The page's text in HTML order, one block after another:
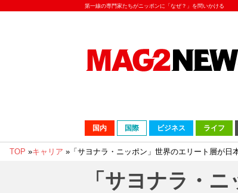
第一線の専門家たちがニッポンに「なぜ？」を問いかける
国内 国際 ビジネス ライフ
TOP »キャリア » 「サヨナラ・ニッポン」世界のエリート層が日
「サヨナラ・